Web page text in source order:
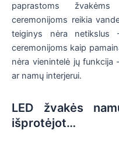
paprastoms
ceremonijoms reikia
teiginys nėra
ceremonijoms kaip
nėra vienintelė jų funkcija
ar namų interjerui.
LED žvakės
išprotėjot…